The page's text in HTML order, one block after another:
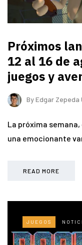
Próximos
12 al 16 de
juegos y
ByEdgar Zepeda
La próxima semana,
una emocionante
READ MORE
JUEGOS